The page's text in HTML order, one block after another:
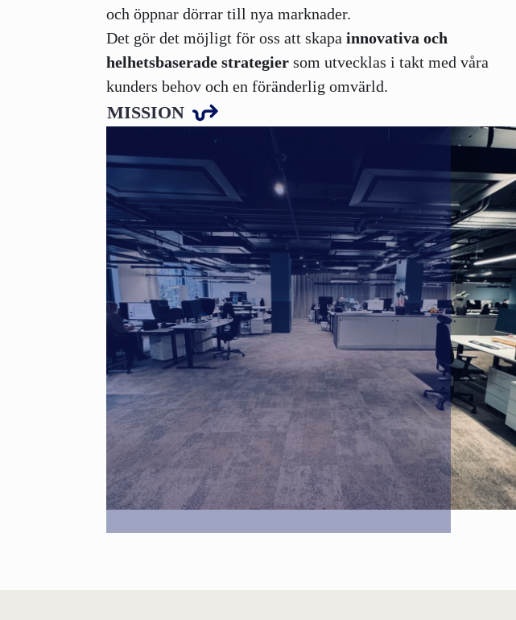
och öppnar dörrar till nya marknader.
Det gör det möjligt för oss att skapa innovativa och
helhetsbaserade strategier som utvecklas i takt med våra
kunders behov och en föränderlig omvärld.
MISSION